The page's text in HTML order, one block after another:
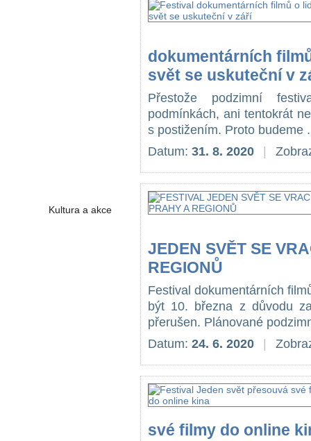
Kultura a akce
dokumentárních
svět se uskuteční v
Přestože podzimní
podmínkách, ani tentokrát
s postižením. Proto budeme
Datum: 31. 8. 2020
JEDEN SVĚT SE
REGIONŮ
Festival dokumentárních
být 10. března z důvodu
přerušen. Plánované
Datum: 24. 6. 2020
své filmy do online